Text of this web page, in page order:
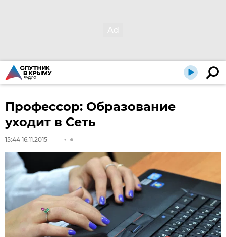
Профессор: Образование
уходит в Сеть
15:44 16.11.2015